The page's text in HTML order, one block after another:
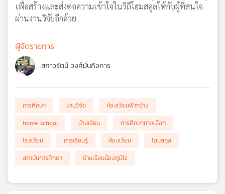
แผนที่
เครือ
ข่าย
เพื่อสร้างและส่งต่อความเข้าใจในวิถีโฮมสคูลให้กับผู้ที่สนใจ
ผ่านงานวิจัยอีกด้วย
ผู้จัดรายการ
สกาวรัตน์ วงศ์มั่นกิจการ
การศึกษา งานวิจัย
ห้องเรียนฟ้ากว้าง
home school
บ้านเรียน
การศึกษาทางเลือก
โรงเรียน
การเรียนรู้ ห้องเรียน
โฮมสคูล
สถาบันการศึกษา
บ้านเรียนน้องภูมิใจ